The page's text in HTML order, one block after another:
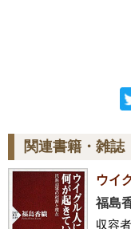
関連書籍・雑誌
ウイ
福島
収容